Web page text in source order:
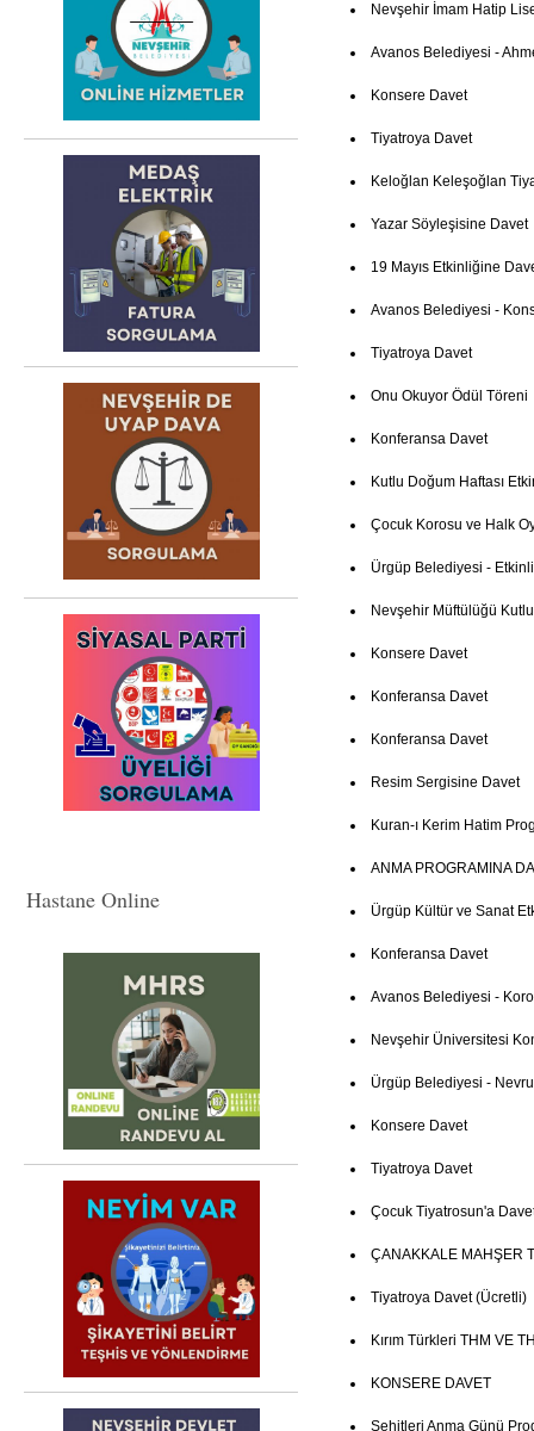
Hastane Online
Nevşehir İmam Hatip
Avanos Belediyesi -
Konsere Davet
Tiyatroya Davet
Keloğlan Keleşoğlan
Yazar Söyleşisine Davet
19 Mayıs Etkinliğine
Avanos Belediyesi -
Tiyatroya Davet
Onu Okuyor Ödül Töreni
Konferansa Davet
Kutlu Doğum Haftası
Çocuk Korosu ve Halk
Ürgüp Belediyesi -
Nevşehir Müftülüğü
Konsere Davet
Konferansa Davet
Konferansa Davet
Resim Sergisine Davet
Kuran-ı Kerim Hatim
ANMA PROGRAMINA
Ürgüp Kültür ve Sanat
Konferansa Davet
Avanos Belediyesi -
Nevşehir Üniversitesi
Ürgüp Belediyesi -
Konsere Davet
Tiyatroya Davet
Çocuk Tiyatrosun'a
ÇANAKKALE MAHŞER
Tiyatroya Davet (Ücretli)
Kırım Türkleri THM VE
KONSERE DAVET
Şehitleri Anma Günü